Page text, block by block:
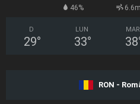
46%
D
29°
LUN
33°
MAR
38
RON -